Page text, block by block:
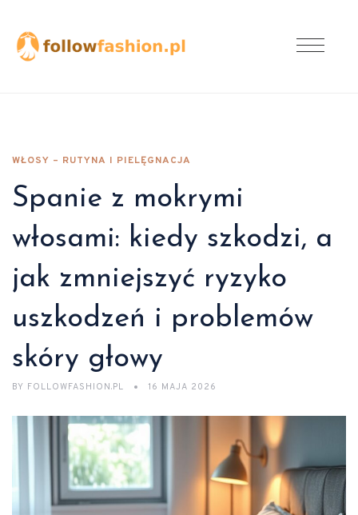
WŁOSY – RUTYNA I PIELĘGNACJA
Spanie z mokrymi
włosami: kiedy szkodzi, a
jak zmniejszyć ryzyko
uszkodzeń i problemów
skóry głowy
BY FOLLOWFASHION.PL 16 MAJA 2026